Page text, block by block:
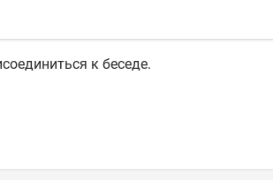
к беседе.